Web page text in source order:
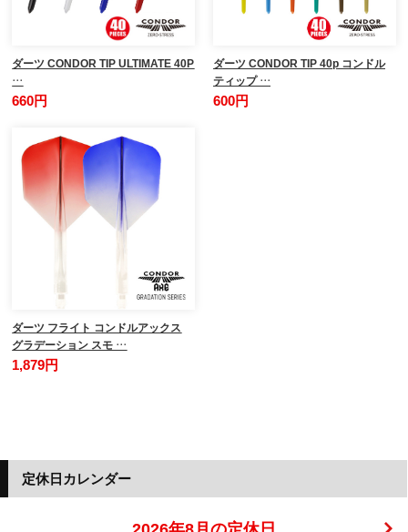
ダーツ CONDOR TIP ULTIMATE 40P
…
660円
ダーツ CONDOR TIP 40p コンドル
ティップ …
600円
ダーツ フライト コンドルアックス
グラデーション スモ …
1,879円
定休日カレンダー